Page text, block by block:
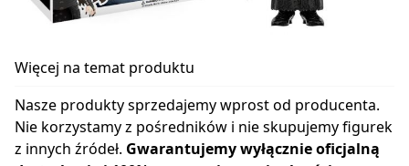
Więcej na temat produktu
Nasze produkty sprzedajemy wprost od producenta.
Nie korzystamy z pośredników i nie skupujemy figurek
z innych źródeł. Gwarantujemy wyłącznie oficjalną